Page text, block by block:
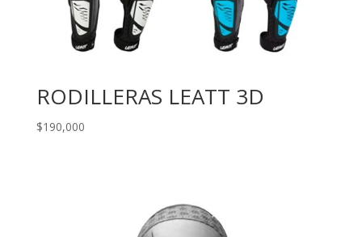
RODILLERAS LEATT 3D
$190,000